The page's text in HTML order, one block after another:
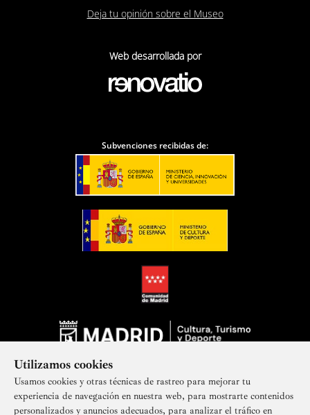
Utilizamos cookies
Usamos cookies y otras técnicas de rastreo para mejorar tu
experiencia de navegación en nuestra web, para mostrarte contenidos
personalizados y anuncios adecuados, para analizar el tráfico en
Deja tu opinión sobre el Museo
Web desarrollada por
Subvenciones recibidas de: